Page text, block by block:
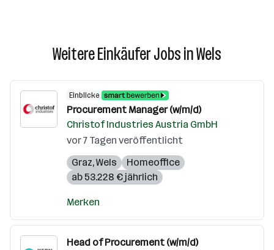
Weitere Einkäufer Jobs in Wels
Einblicke
Procurement Manager (w/m/d)
Christof Industries Austria GmbH
vor 7 Tagen veröffentlicht
Graz,Wels
Homeoffice
ab 53.228 € jährlich
Merken
Head of Procurement (w/m/d)